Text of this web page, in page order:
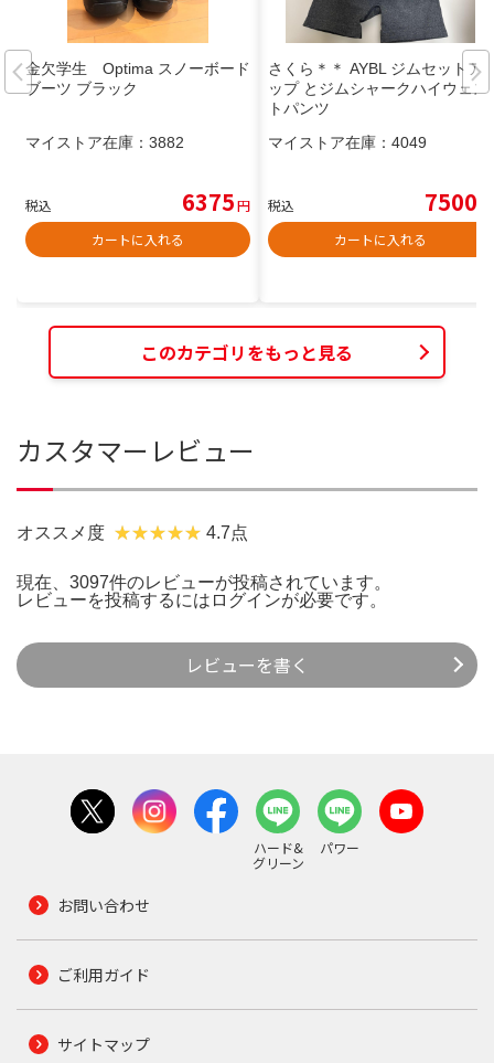
金欠学生 Optima スノーボード
ブーツ ブラック
マイストア在庫： 3882
税込 6375円
カートに入れる
さくら＊＊ AYBL ジムセットア
ップ とジムシャークハイウェス
トパンツ
マイストア在庫： 4049
税込 7500
カートに入れる
このカテゴリをもっと見る
カスタマーレビュー
オススメ度 4.7点
現在、3097件のレビューが投稿されています。
レビューを投稿するには ログインが必要です。
レビューを書く
ハード&
グリーン
パワー
お問い合わせ
ご利用ガイド
サイトマップ